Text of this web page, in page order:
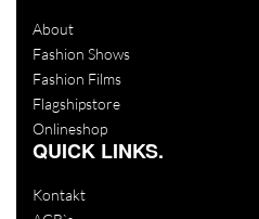
About
Fashion Shows
Fashion Films
Flagshipstore
Onlineshop
QUICK LINKS.
Kontakt